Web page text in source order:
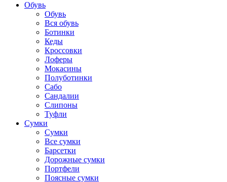
Обувь
Обувь
Вся обувь
Ботинки
Кеды
Кроссовки
Лоферы
Мокасины
Полуботинки
Сабо
Сандалии
Слипоны
Туфли
Сумки
Сумки
Все сумки
Барсетки
Дорожные сумки
Портфели
Поясные сумки